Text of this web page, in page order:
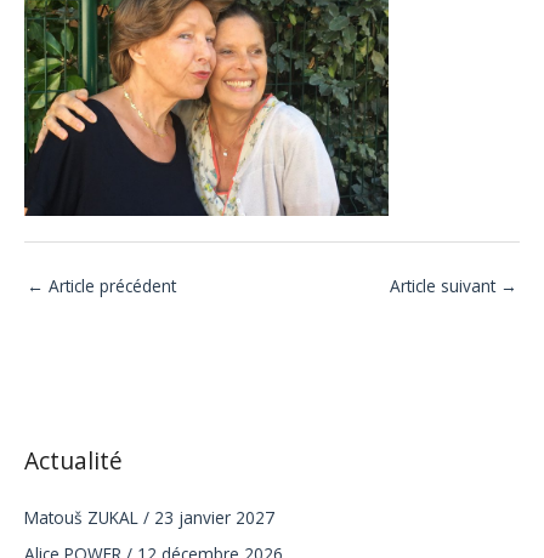
← Article précédent Article suivant →
Actualité
Matouš ZUKAL / 23 janvier 2027